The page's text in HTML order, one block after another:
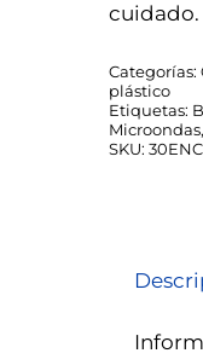
cuidado.
Categorías:
plástico
Etiquetas:
Microondas,
SKU: